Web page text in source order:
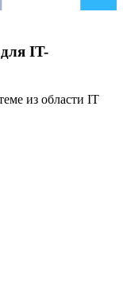
IT-
из области IT